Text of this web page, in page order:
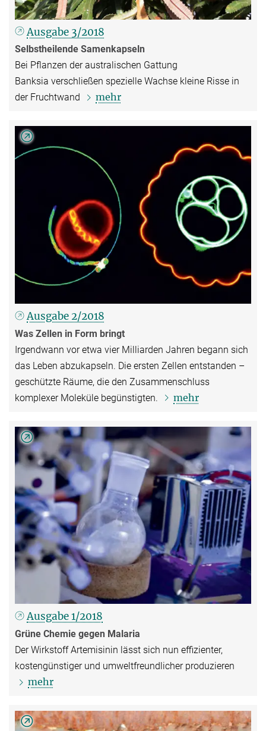
Ausgabe 3/2018
Selbstheilende Samenkapseln
Bei Pflanzen der australischen Gattung
Banksia verschließen spezielle Wachse kleine Risse in
der Fruchtwand
mehr
Ausgabe 2/2018
Was Zellen in Form bringt
Irgendwann vor etwa vier Milliarden Jahren begann sich
das Leben abzukapseln. Die ersten Zellen entstanden –
geschützte Räume, die den Zusammenschluss
komplexer Moleküle begünstigten.
mehr
Ausgabe 1/2018
Grüne Chemie gegen Malaria
Der Wirkstoff Artemisinin lässt sich nun effizienter,
kostengünstiger und umweltfreundlicher produzieren
mehr